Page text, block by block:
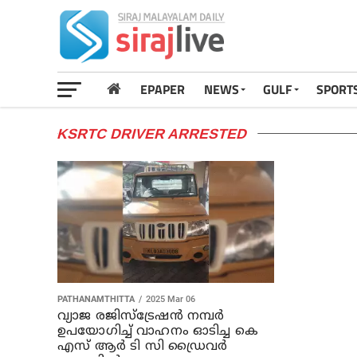
EPAPER NEWS GULF
KSRTC DRIVER ARRESTED
PATHANAMTHITTA 2025 Mar 06
വ്യാജ രജിസ്‌ട്രേഷന്‍ നമ്പര്‍
ഉപയോഗിച്ച് വാഹനം ഓടിച്ച കെ
എസ് ആര്‍ ടി സി ഡ്രൈവര്‍